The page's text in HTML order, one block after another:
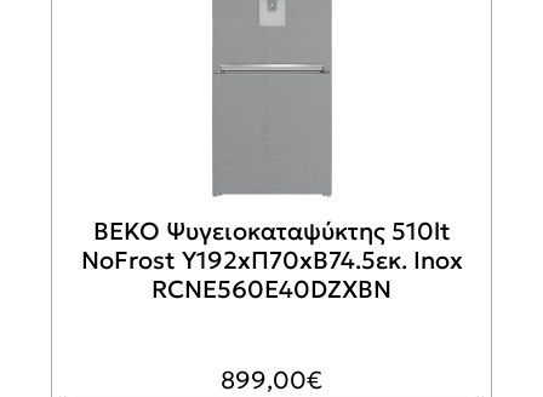
BEKO Ψυγειοκαταψύκτης 510lt
NoFrost Υ192xΠ70xΒ74.5εκ. Inox
RCNE560E40DZXBN
899,00€